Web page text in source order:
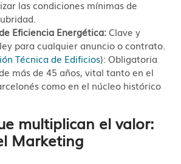
las condiciones mínimas de
Eficiencia Energética:Clave y
para cualquier anuncio o contrato
Técnica de Edificios): Obligatoria
más de 45 años, vital tanto en el
como en el núcleo histórico
multiplican el valor:
Marketing